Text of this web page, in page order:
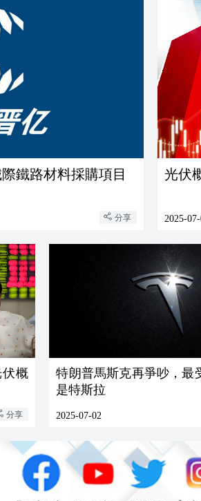
鐵路材料採購項目
分享 2025-
伏概
分享
特朗普馬斯克再爭吵，最
是特斯拉
2025-07-02